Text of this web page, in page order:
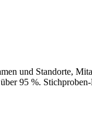
und Standorte,
95 %.